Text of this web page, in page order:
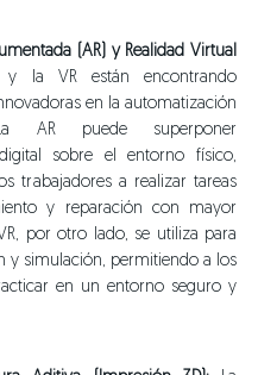
(AR) y Realidad Virtual
la VR están encontrando
en la automatización
AR puede superponer
sobre el entorno físico,
trabajadores a realizar tareas
y reparación con mayor
por otro lado, se utiliza para
y simulación, permitiendo a los
en un entorno seguro y